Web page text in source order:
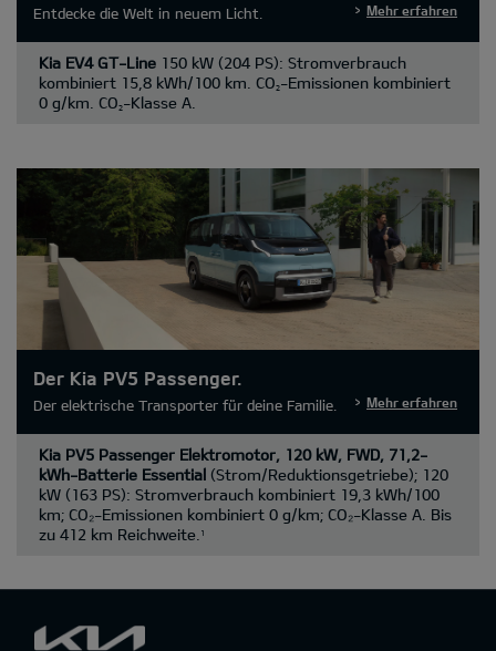
Entdecke die Welt in neuem Licht. Mehr erfahren
Kia EV4 GT-Line 150 kW (204 PS): Stromverbrauch
kombiniert 15,8 kWh/100 km. CO2-Emissionen kombiniert
0 g/km. CO2-Klasse A.
Der Kia PV5 Passenger.
Der elektrische Transporter für deine Familie. Mehr erfahren
Kia PV5 Passenger Elektromotor, 120 kW, FWD, 71,2-
kWh-Batterie Essential (Strom/Reduktionsgetriebe); 120
kW (163 PS): Stromverbrauch kombiniert 19,3 kWh/100
km; CO₂-Emissionen kombiniert 0 g/km; CO₂-Klasse A. Bis
zu 412 km Reichweite.
1